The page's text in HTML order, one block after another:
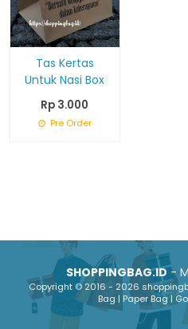
Tas Kertas
Untuk Nasi Box
Rp 3.000
Pre Order
SHOPPINGBAG.ID-
Copyright © 2016 - 2026
Bag | Paper Bag |